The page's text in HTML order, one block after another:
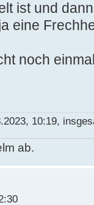
ist und
eine
noch
10:19,
ab.